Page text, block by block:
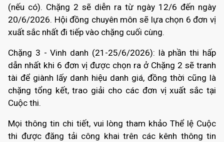
(nếu có). Chặng 2 sẽ diễn ra từ ngày 12/6 đến ngày
20/6/2026. Hội đồng chuyên môn sẽ lựa chọn 6 đơn vị
xuất sắc nhất đi tiếp vào chặng cuối cùng.
Chặng 3 - Vinh danh (21-25/6/2026): là phần thi hấp
dẫn nhất khi 6 đơn vị được chọn ra ở Chặng 2 sẽ tranh
tài để giành lấy danh hiệu danh giá, đồng thời cũng là
chặng tổng kết, trao giải cho các đơn vị xuất sắc tại
Cuộc thi.
Mọi thông tin chi tiết, vui lòng tham khảo Thể lệ Cuộc
thi được đăng tải công khai trên các kênh thông tin